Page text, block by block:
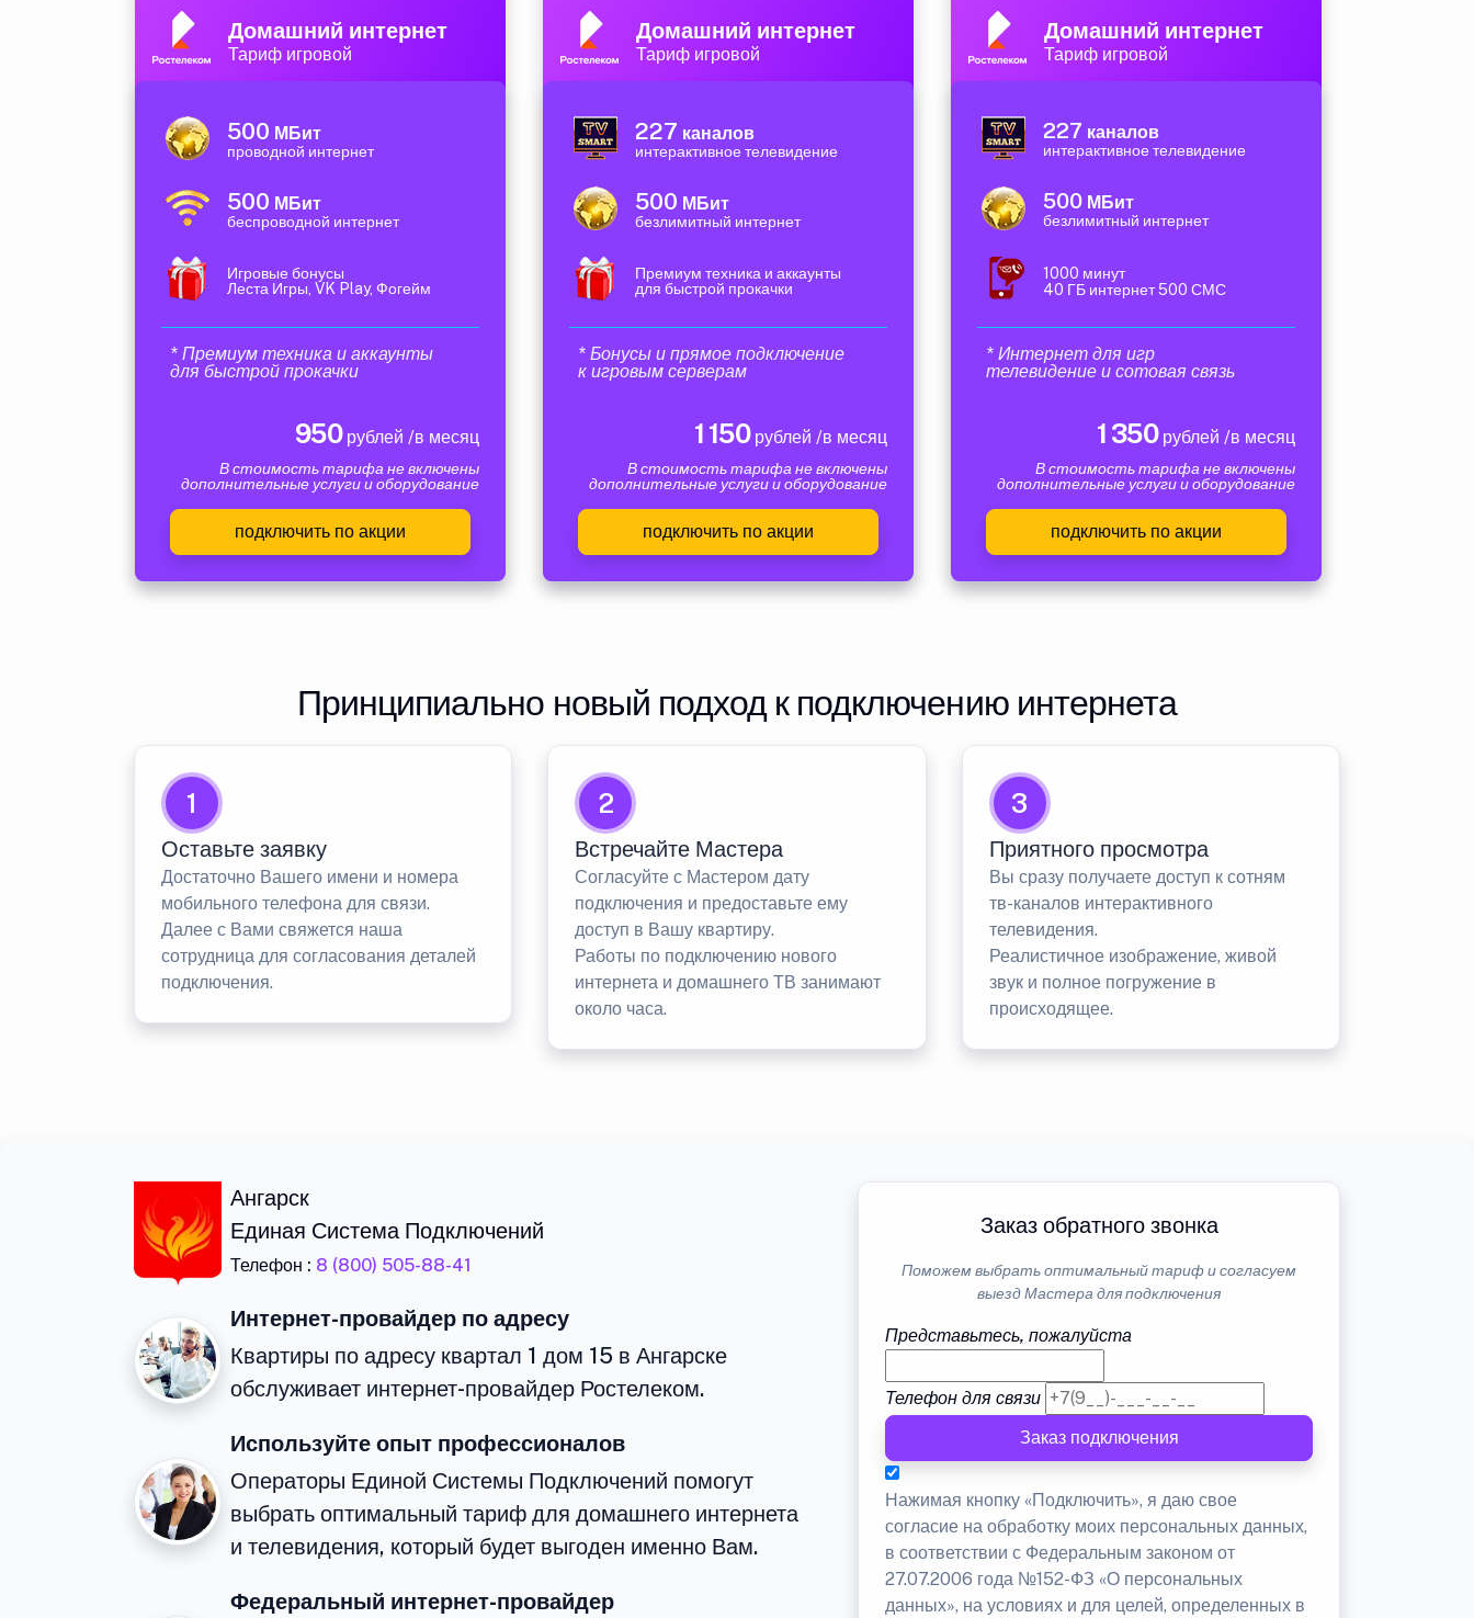
Домашний интернет
Тариф игровой
500 МБит
проводной интернет
500 МБит
беспроводной интернет
Игровые бонусы
Леста Игры, VK Play, Фогейм
* Премиум техника и аккаунты
для быстрой прокачки
950рублей /в месяц
В стоимость тарифа не включены
дополнительные услуги и оборудование
подключить по акции
Домашний интернет
Тариф игровой
227 каналов
интерактивное телевидение
500 МБит
безлимитный интернет
Премиум техника и аккаунты
для быстрой прокачки
* Бонусы и прямое подключение
к игровым серверам
1 150рублей /в месяц
В стоимость тарифа не включены
дополнительные услуги и оборудование
подключить по акции
Домашний интернет
Тариф игровой
227 каналов
интерактивное телевидение
500 МБит
безлимитный интернет
1000 минут
40 ГБ интернет 500 СМС
* Интернет для игр
телевидение и сотовая связь
1 350рублей /в месяц
В стоимость тарифа не включены
дополнительные услуги и оборудование
подключить по акции
Принципиально новый подход к подключению интернета
1
Оставьте заявку
Достаточно Вашего имени и номера
мобильного телефона для связи.
Далее с Вами свяжется наша
сотрудница для согласования деталей
подключения.
2
Встречайте Мастера
Согласуйте с Мастером дату
подключения и предоставьте ему
доступ в Вашу квартиру.
Работы по подключению нового
интернета и домашнего ТВ занимают
около часа.
3
Приятного просмотра
Вы сразу получаете доступ к сотням
тв-каналов интерактивного
телевидения.
Реалистичное изображение, живой
звук и полное погружение в
происходящее.
Ангарск
Единая Система Подключений
Телефон : 8 (800) 505-88-41
Интернет-провайдер по адресу
Квартиры по адресу квартал 1 дом 15 в Ангарске
обслуживает интернет-провайдер Ростелеком.
Используйте опыт профессионалов
Операторы Единой Системы Подключений помогут
выбрать оптимальный тариф для домашнего интернета
и телевидения, который будет выгоден именно Вам.
Федеральный интернет-провайдер
Заказ обратного звонка
Поможем выбрать оптимальный тариф и согласуем
выезд Мастера для подключения
Представьтесь, пожалуйста
Телефон для связи
Заказ подключения
Нажимая кнопку «Подключить», я даю свое
согласие на обработку моих персональных данных,
в соответствии с Федеральным законом от
27.07.2006 года №152-ФЗ «О персональных
данных», на условиях и для целей, определенных в